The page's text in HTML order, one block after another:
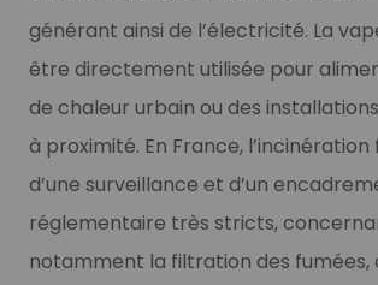
générant ainsi de l’électricité. La
être directement utilisée pour
de chaleur urbain ou des
à proximité. En France, l’incinération
d’une surveillance et d’un
réglementaire très stricts,
notamment la filtration des fumées,